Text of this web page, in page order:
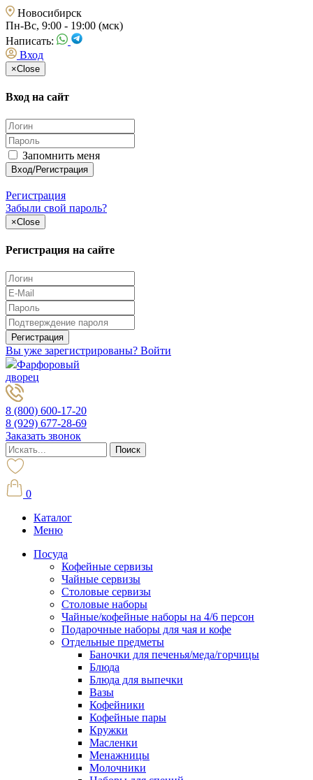
Новосибирск
Пн-Вс, 9:00 - 19:00 (мск)
Написать:
Вход
×Close
Вход на сайт
Запомнить меня
Регистрация
Забыли свой пароль?
×Close
Регистрация на сайте
Вы уже зарегистрированы? Войти
Фарфоровый
дворец
8 (800) 600-17-20
8 (929) 677-28-69
Заказать звонок
0
Каталог
Меню
Посуда
Кофейные сервизы
Чайные сервизы
Столовые сервизы
Столовые наборы
Чайные/кофейные наборы на 4/6 персон
Подарочные наборы для чая и кофе
Отдельные предметы
Баночки для печенья/меда/горчицы
Блюда
Блюда для выпечки
Вазы
Кофейники
Кофейные пары
Кружки
Масленки
Менажницы
Молочники